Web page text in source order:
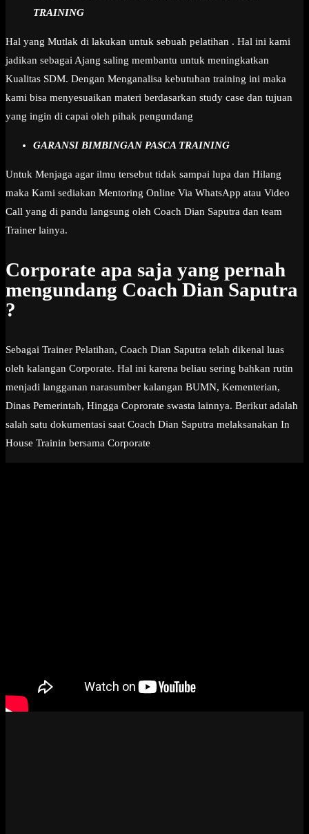
TRAINING
Hal yang Mutlak di lakukan untuk sebuah pelatihan . Hal ini kami
jadikan sebagai Ajang saling membantu untuk meningkatkan
Kualitas SDM. Dengan Menganalisa kebutuhan training ini maka
kami bisa menyesuaikan materi berdasarkan study case dan tujuan
yang ingin di capai oleh pihak pengundang
GARANSI BIMBINGAN PASCA TRAINING
Untuk Menjaga agar ilmu tersebut tidak sampai lupa dan Hilang
maka Kami sediakan Mentoring Online Via WhatsApp atau Video
Call yang di pandu langsung oleh Coach Dian Saputra dan team
Trainer lainya.
Corporate apa saja yang pernah
mengundang Coach Dian Saputra
?
Sebagai Trainer Pelatihan, Coach Dian Saputra telah dikenal luas
oleh kalangan Corporate. Hal ini karena beliau sering bahkan rutin
menjadi langganan narasumber kalangan BUMN, Kementerian,
Dinas Pemerintah, Hingga Coprorate swasta lainnya. Berikut adalah
salah satu dokumentasi saat Coach Dian Saputra melaksanakan In
House Trainin bersama Corporate